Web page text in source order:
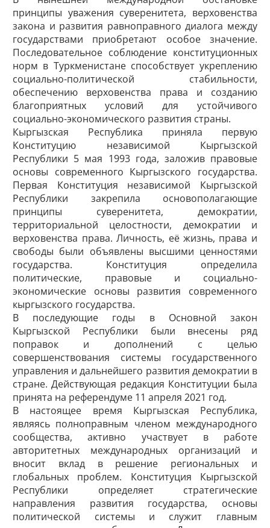
принципы уважения суверенитета, верховенства
закона и развития равноправного диалога между
государствами приобретают особое значение.
Последовательное соблюдение конституционных
норм в Туркменистане способствует укреплению
социально-политической стабильности,
обеспечению верховенства права и созданию
благоприятных условий для устойчивого
социально-экономического развития страны.
Кыргызская Республика приняла первую
Конституцию независимой Кыргызской
Республики 5 мая 1993 года, заложив правовые
основы современного Кыргызского государства.
Первая Конституция независимой Кыргызской
Республики закрепила основополагающие
принципы суверенитета, демократии,
территориальной целостности, демократии и
верховенства права. Личность, её жизнь, права и
свободы были объявлены высшими ценностями
государства. Конституция определила
политические, правовые и социально-
экономические основы развития современного
кыргызского государства.
В последующие годы в Основной закон
Кыргызской Республики были внесены ряд
поправок и дополнений с целью
совершенствования системы государственного
управления и дальнейшего развития демократии в
стране. Действующая редакция Конституции была
принята на референдуме 11 апреля 2021 год.
В настоящее время Кыргызская Республика,
являясь полноправным членом международного
сообщества, активно участвует в работе
авторитетных международных организаций и
вносит вклад в решение региональных и
глобальных проблем. Конституция Кыргызской
Республики определяет стратегические
направления развития государства, основы
политической системы и служит главным